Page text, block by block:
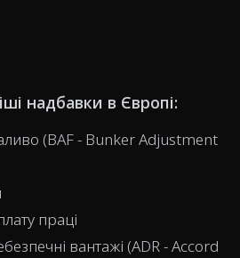
надбавки в Європі:
(BAF - Bunker Adjustment
праці
вантажі (ADR - Accord